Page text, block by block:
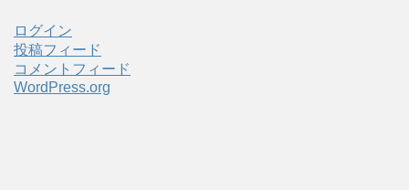
ブ
ログイン
投稿フィード
コメントフィード
WordPress.org